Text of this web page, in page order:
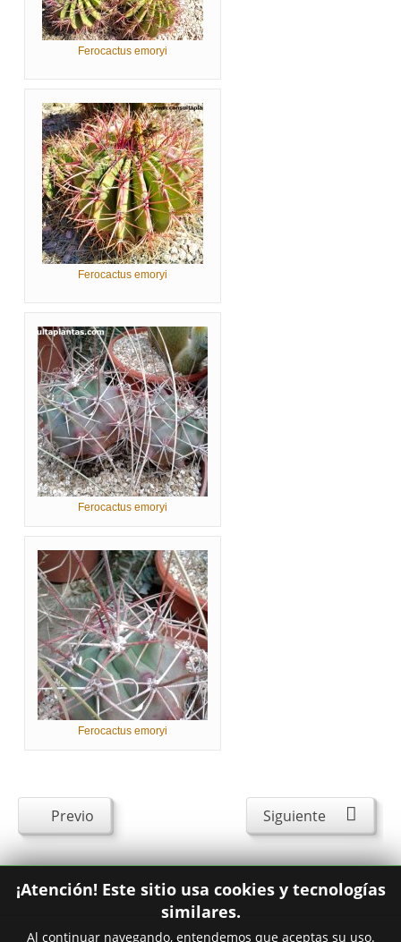
Ferocactus emoryi
Ferocactus emoryi
Ferocactus emoryi
Ferocactus emoryi
Previo Siguiente
¡Atención! Este sitio usa cookies y tecnologías
similares.
Al continuar navegando, entendemos que aceptas su uso.